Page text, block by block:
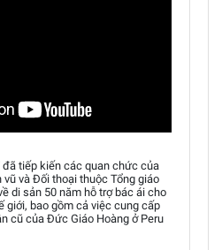
tiếp kiến các quan chức của
vũ và Đối thoại thuộc Tổng giáo
di sản 50 năm hỗ trợ bác ái cho
giới, bao gồm cả việc cung cấp
cũ của Đức Giáo Hoàng ở Peru